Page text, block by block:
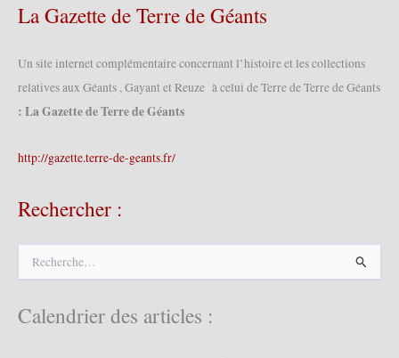
La Gazette de Terre de Géants
Un site internet complémentaire concernant l’histoire et les collections
relatives aux Géants , Gayant et Reuze à celui de Terre de Terre de Géants
: La Gazette de Terre de Géants
http://gazette.terre-de-geants.fr/
Rechercher :
h
e
Calendrier des articles :